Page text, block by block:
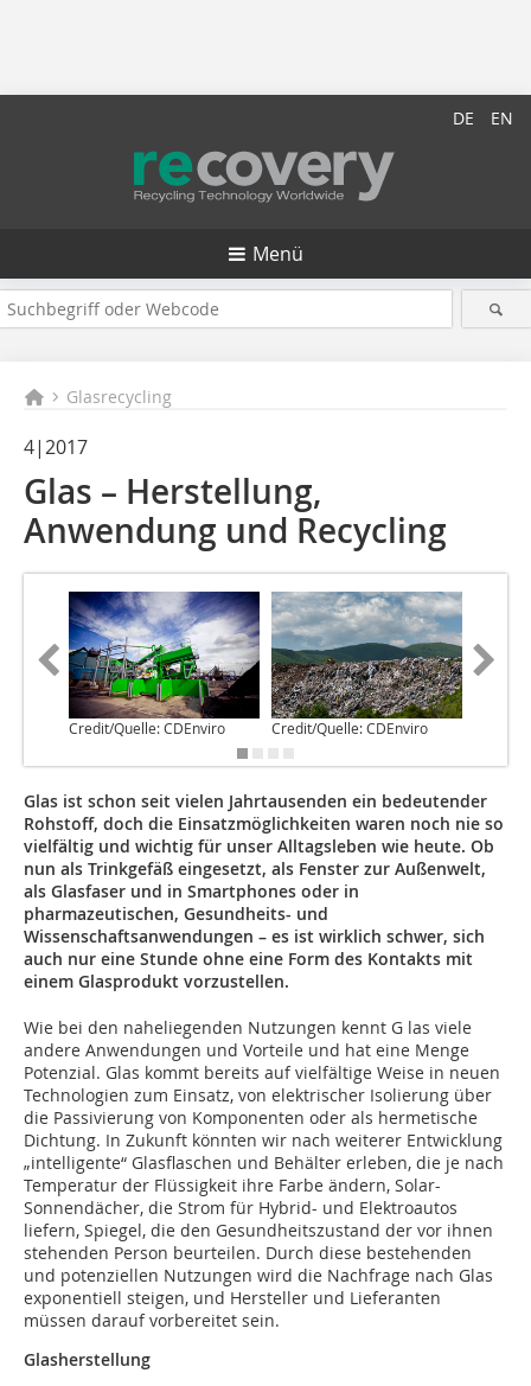
DE EN
Menü
Glasrecycling
4|2017
Glas – Herstellung,
Anwendung und Recycling
Credit/Quelle: CDEnviro Credit/Quelle: CDEnviro
Glas ist schon seit vielen Jahrtausenden ein bedeutender
Rohstoff, doch die Einsatzmöglichkeiten waren noch nie so
vielfältig und wichtig für unser Alltagsleben wie heute. Ob
nun als Trinkgefäß eingesetzt, als Fenster zur Außenwelt,
als Glasfaser und in Smartphones oder in
pharmazeutischen, Gesundheits- und
Wissenschaftsanwendungen – es ist wirklich schwer, sich
auch nur eine Stunde ohne eine Form des Kontakts mit
einem Glasprodukt vorzustellen.
Wie bei den naheliegenden Nutzungen kennt G las viele
andere Anwendungen und Vorteile und hat eine Menge
Potenzial. Glas kommt bereits auf vielfältige Weise in neuen
Technologien zum Einsatz, von elektrischer Isolierung über
die Passivierung von Komponenten oder als hermetische
Dichtung. In Zukunft könnten wir nach weiterer Entwicklung
„intelligente“ Glasflaschen und Behälter erleben, die je nach
Temperatur der Flüssigkeit ihre Farbe ändern, Solar-
Sonnendächer, die Strom für Hybrid- und Elektroautos
liefern, Spiegel, die den Gesundheitszustand der vor ihnen
stehenden Person beurteilen. Durch diese bestehenden
und potenziellen Nutzungen wird die Nachfrage nach Glas
exponentiell steigen, und Hersteller und Lieferanten
müssen darauf vorbereitet sein.
Glasherstellung